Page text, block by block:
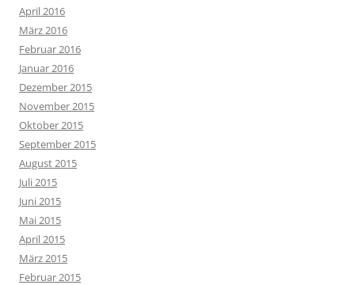
April 2016
März 2016
Februar 2016
Januar 2016
Dezember 2015
November 2015
Oktober 2015
September 2015
August 2015
Juli 2015
Juni 2015
Mai 2015
April 2015
März 2015
Februar 2015